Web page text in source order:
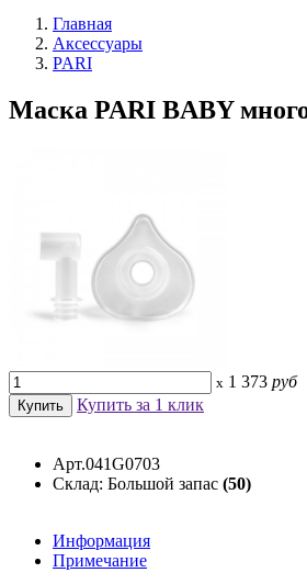
Главная
Аксессуары
PARI
Маска PARI BABY
x 1 373 руб
Купить за 1 клик
Арт.041G0703
Склад: Большой запас (50)
Информация
Примечание